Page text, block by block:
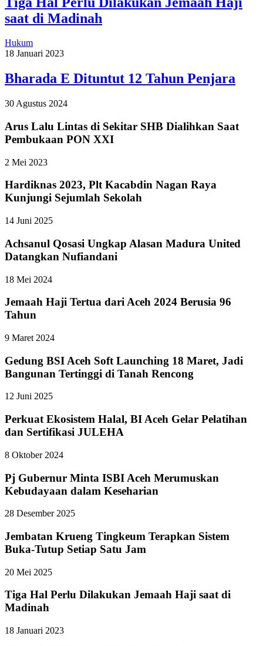
saat di Madinah
Hukum
18 Januari 2023
Bharada E Dituntut 12 Tahun Penjara
30 Agustus 2024
Arus Lalu Lintas di Sekitar SHB Dialihkan Saat
Pembukaan PON XXI
2 Mei 2023
Hardiknas 2023, Plt Kacabdin Nagan Raya
Kunjungi Sejumlah Sekolah
14 Juni 2025
Achsanul Qosasi Ungkap Alasan Madura United
Datangkan Nufiandani
18 Mei 2024
Jemaah Haji Tertua dari Aceh 2024 Berusia 96
Tahun
9 Maret 2024
Gedung BSI Aceh Soft Launching 18 Maret, Jadi
Bangunan Tertinggi di Tanah Rencong
12 Juni 2025
Perkuat Ekosistem Halal, BI Aceh Gelar Pelatihan
dan Sertifikasi JULEHA
8 Oktober 2024
Pj Gubernur Minta ISBI Aceh Merumuskan
Kebudayaan dalam Keseharian
28 Desember 2025
Jembatan Krueng Tingkeum Terapkan Sistem
Buka-Tutup Setiap Satu Jam
20 Mei 2025
Tiga Hal Perlu Dilakukan Jemaah Haji saat di
Madinah
18 Januari 2023